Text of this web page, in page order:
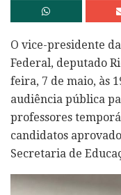
O vice-presidente
Federal, deputado
feira, 7 de maio, às
audiência pública
professores
candidatos
Secretaria de